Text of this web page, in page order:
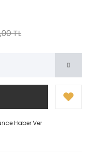
TL
Haber Ver